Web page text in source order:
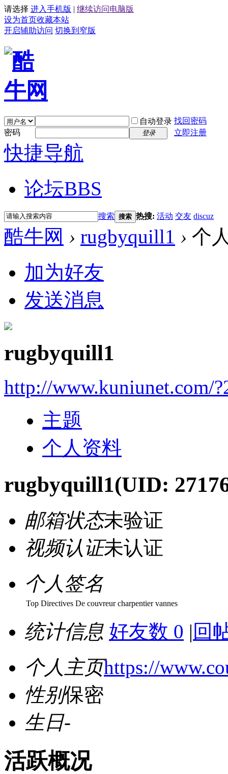
请选择 进入手机版 | 继续访问电脑版
设为首页收藏本站
开启辅助访问 切换到窄版
自动登录 找回密码
密码
登录 立即注册
快捷导航
论坛BBS
搜索 搜索 热搜: 活动 交友 discuz
酷牛网 › rugbyquill1 › 个
加为好友
发送消息
rugbyquill1
http://www.kuniunet.com/
主题
个人资料
rugbyquill1(UID:
邮箱状态未验证
视频认证未认证
个人签名
Top Directives De couvreur charpentier vannes
统计信息 好友数 0 | 回
个人主页https://
性别保密
生日-
活跃概况